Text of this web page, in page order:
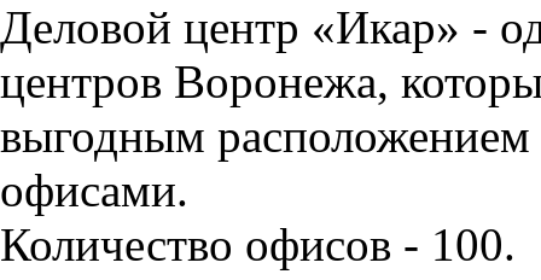
Деловой центр «Икар» -
центров Воронежа,
выгодным
офисами.
Количество офисов - 100.